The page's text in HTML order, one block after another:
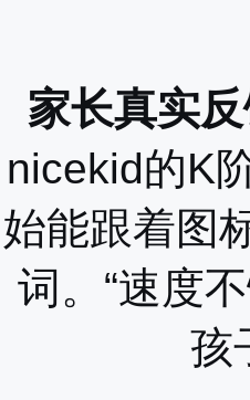
家长真实反
nicekid的K
始能跟着图
词。“速度
孩